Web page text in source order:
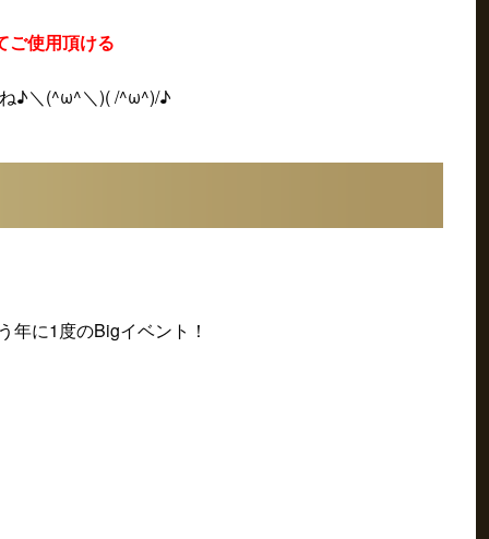
ご使用頂ける
♪＼(^ω^＼)( /^ω^)/♪
年に1度のBigイベント！